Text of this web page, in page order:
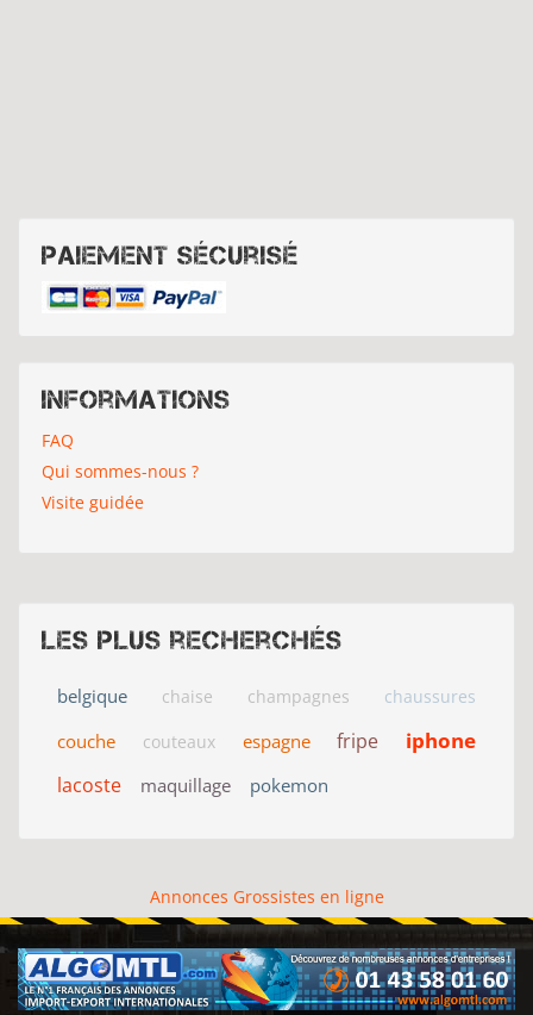
Paiement sécurisé
Informations
FAQ
Qui sommes-nous ?
Visite guidée
Les plus recherchés
belgique chaise champagnes chaussures
couche couteaux espagne fripe iphone
lacoste maquillage pokemon
Annonces Grossistes en ligne